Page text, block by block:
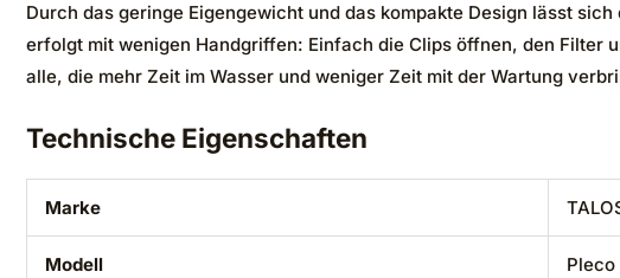
Durch das geringe Eigengewicht und das kompakte Design lässt
erfolgt mit wenigen Handgriffen: Einfach die Clips öffnen, den Filter
alle, die mehr Zeit im Wasser und weniger Zeit mit der Wartung
Technische Eigenschaften
Marke
Modell Pleco